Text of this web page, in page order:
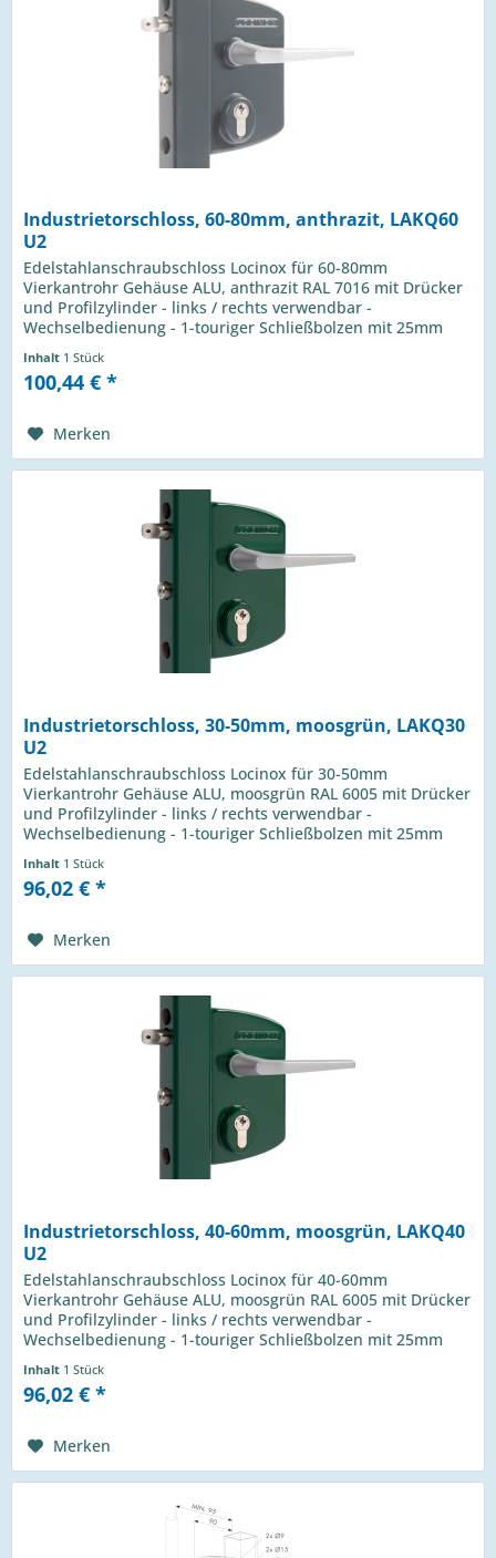
Industrietorschloss, 60-80mm, anthrazit, LAKQ60
U2
Edelstahlanschraubschloss Locinox für 60-80mm
Vierkantrohr Gehäuse ALU, anthrazit RAL 7016 mit Drücker
und Profilzylinder - links / rechts verwendbar -
Wechselbedienung - 1-touriger Schließbolzen mit 25mm
Inhalt 1 Stück
100,44 € *
Merken
Industrietorschloss, 30-50mm, moosgrün, LAKQ30
U2
Edelstahlanschraubschloss Locinox für 30-50mm
Vierkantrohr Gehäuse ALU, moosgrün RAL 6005 mit Drücker
und Profilzylinder - links / rechts verwendbar -
Wechselbedienung - 1-touriger Schließbolzen mit 25mm
Inhalt 1 Stück
96,02 € *
Merken
Industrietorschloss, 40-60mm, moosgrün, LAKQ40
U2
Edelstahlanschraubschloss Locinox für 40-60mm
Vierkantrohr Gehäuse ALU, moosgrün RAL 6005 mit Drücker
und Profilzylinder - links / rechts verwendbar -
Wechselbedienung - 1-touriger Schließbolzen mit 25mm
Inhalt 1 Stück
96,02 € *
Merken